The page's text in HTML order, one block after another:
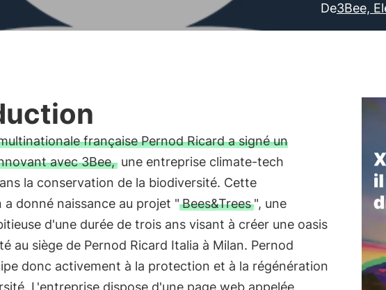
De3Bee,
française Pernod Ricard a signé un
avec 3Bee,une entreprise climate-tech
la conservation de la biodiversité. Cette
a donné naissance au projet " Bees&Trees", une
d'une durée de trois ans visant à créer une oasis
au siège de Pernod Ricard Italia à Milan. Pernod
donc activement à la protection et à la régénération
L'entreprise dispose d'une page web appelée